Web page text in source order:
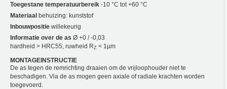
Toegestane temperatuurbereik -10 °C tot +60 °C
Materiaal behuizing: kunststof
Inbouwpositie willekeurig
Informatie over de as Ø +0 / -0,03
hardheid > HRC55, ruwheid RZ < 1µm
MONTAGEINSTRUCTIE
De as tegen de remrichting draaien om de vrijloophouder niet te
beschadigen. Via de as mogen geen axiale of radiale krachten worden
toegevoerd.